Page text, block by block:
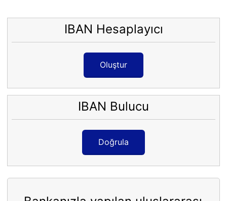
IBAN Hesaplayıcı
Oluştur
IBAN Bulucu
Doğrula